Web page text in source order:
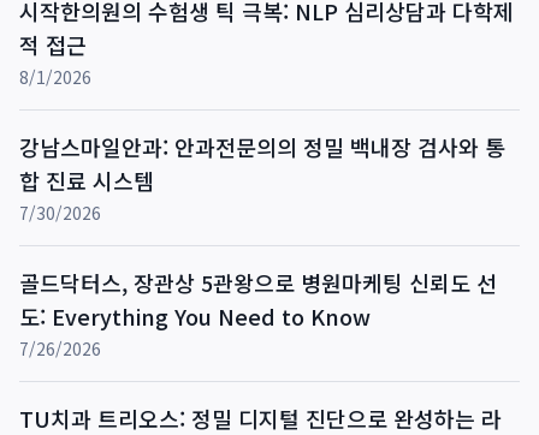
시작한의원의 수험생 틱 극복: NLP 심리상담과 다학제
적 접근
8/1/2026
강남스마일안과: 안과전문의의 정밀 백내장 검사와 통
합 진료 시스템
7/30/2026
골드닥터스, 장관상 5관왕으로 병원마케팅 신뢰도 선
도: Everything You Need to Know
7/26/2026
TU치과 트리오스: 정밀 디지털 진단으로 완성하는 라